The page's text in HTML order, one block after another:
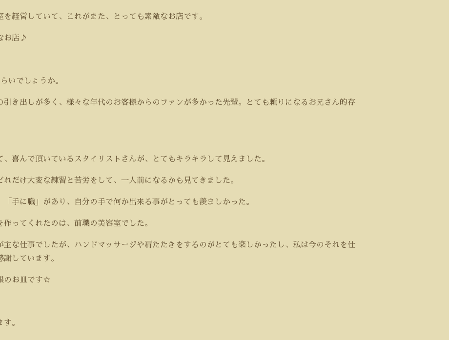
経営していて、これがまた、とっても素敵なお店です。
お店♪
いでしょうか。
引き出しが多く、様々な年代のお客様からのファンが多かった先輩。とても頼りになるお兄さん的存
、喜んで頂いているスタイリストさんが、とてもキラキラして見えました。
だけ大変な練習と苦労をして、一人前になるかも見てきました。
手に職」があり、自分の手で何か出来る事がとっても羨ましかった。
ってくれたのは、前職の美容室でした。
な仕事でしたが、ハンドマッサージや肩たたきをするのがとても楽しかったし、私は今のそれを仕
しています。
のお皿です☆
。